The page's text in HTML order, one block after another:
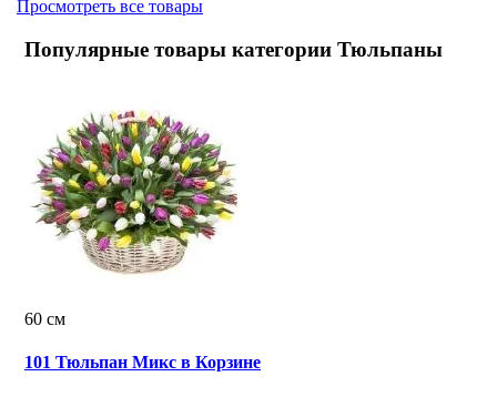
Просмотреть все товары
Популярные товары категории Тюльпаны
60 см
101 Тюльпан Микс в Корзине